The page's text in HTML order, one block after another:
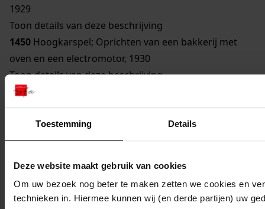
Toestemming Details
Deze website maakt gebruik van cookies
Om uw bezoek nog beter te maken zetten we cookies en
technieken in. Hiermee kunnen wij (en derde partijen) uw
1929
Toon details van deze beschrijving
1450 Hoogkarspel; Oprichten van een bakkerij met
oven en een electromotor, 1930
Toon details van deze beschrijving
809Hoogkarspel; Uitbreiding van zuivelfabriek door
plaatsing van twee electromotoren van 3 en 1,5 pk,
Toon details van deze beschrijving
1425 Hoogkarspel; Oprichten van een pompstation